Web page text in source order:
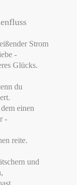
Strom
-
Glücks.
du
einen
-
reite.
und